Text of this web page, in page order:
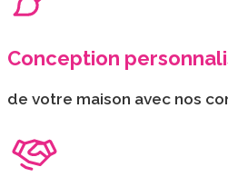
Conception
de votre maison avec nos